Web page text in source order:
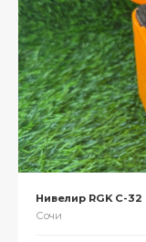
Нивелир RGK C-32
Сочи